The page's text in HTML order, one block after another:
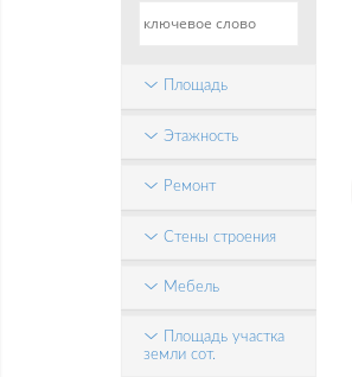
Площадь
Этажность
Ремонт
Стены строения
Мебель
Площадь участка
земли сот.